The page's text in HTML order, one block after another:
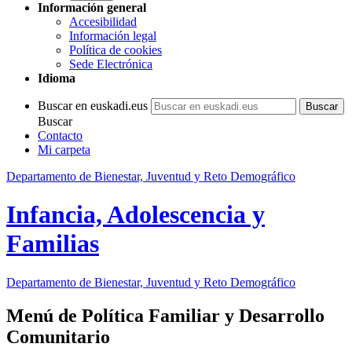
Información general
Accesibilidad
Información legal
Política de cookies
Sede Electrónica
Idioma
Buscar en euskadi.eus
Buscar
Contacto
Mi carpeta
Departamento de Bienestar, Juventud y Reto Demográfico
Infancia, Adolescencia y
Familias
Departamento de Bienestar, Juventud y Reto Demográfico
Menú de Política Familiar y Desarrollo
Comunitario